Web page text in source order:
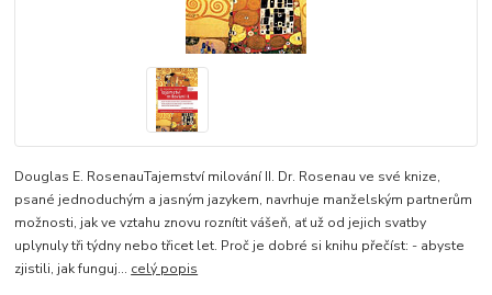
Douglas E. RosenauTajemství milování II. Dr. Rosenau ve své knize,
psané jednoduchým a jasným jazykem, navrhuje manželským partnerům
možnosti, jak ve vztahu znovu roznítit vášeň, ať už od jejich svatby
uplynuly tři týdny nebo třicet let. Proč je dobré si knihu přečíst: - abyste
zjistili, jak funguj... celý popis